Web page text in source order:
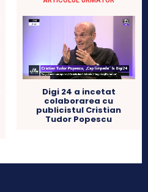
Digi 24 a incetat
colaborarea cu
publicistul Cristian
Tudor Popescu